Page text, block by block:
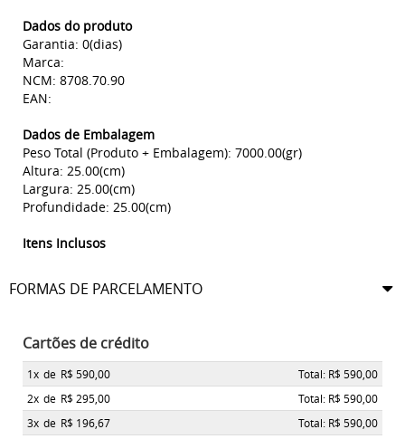
Dados do produto
Garantia: 0(dias)
Marca:
NCM: 8708.70.90
EAN:
Dados de Embalagem
Peso Total (Produto + Embalagem): 7000.00(gr)
Altura: 25.00(cm)
Largura: 25.00(cm)
Profundidade: 25.00(cm)
Itens Inclusos
FORMAS DE PARCELAMENTO
Cartões de crédito
1x de R$ 590,00
Total: R$ 590,00
2x de R$ 295,00
Total: R$ 590,00
3x de R$ 196,67
Total: R$ 590,00